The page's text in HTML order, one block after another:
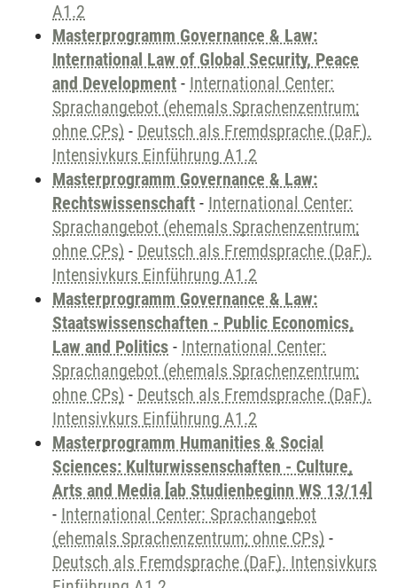
A1.2
Masterprogramm Governance & Law:
International Law of Global Security, Peace
and Development - International Center:
Sprachangebot (ehemals Sprachenzentrum;
ohne CPs) - Deutsch als Fremdsprache (DaF).
Intensivkurs Einführung A1.2
Masterprogramm Governance & Law:
Rechtswissenschaft - International Center:
Sprachangebot (ehemals Sprachenzentrum;
ohne CPs) - Deutsch als Fremdsprache (DaF).
Intensivkurs Einführung A1.2
Masterprogramm Governance & Law:
Staatswissenschaften - Public Economics,
Law and Politics - International Center:
Sprachangebot (ehemals Sprachenzentrum;
ohne CPs) - Deutsch als Fremdsprache (DaF).
Intensivkurs Einführung A1.2
Masterprogramm Humanities & Social
Sciences: Kulturwissenschaften - Culture,
Arts and Media [ab Studienbeginn WS 13/14]
- International Center: Sprachangebot
(ehemals Sprachenzentrum; ohne CPs) -
Deutsch als Fremdsprache (DaF). Intensivkurs